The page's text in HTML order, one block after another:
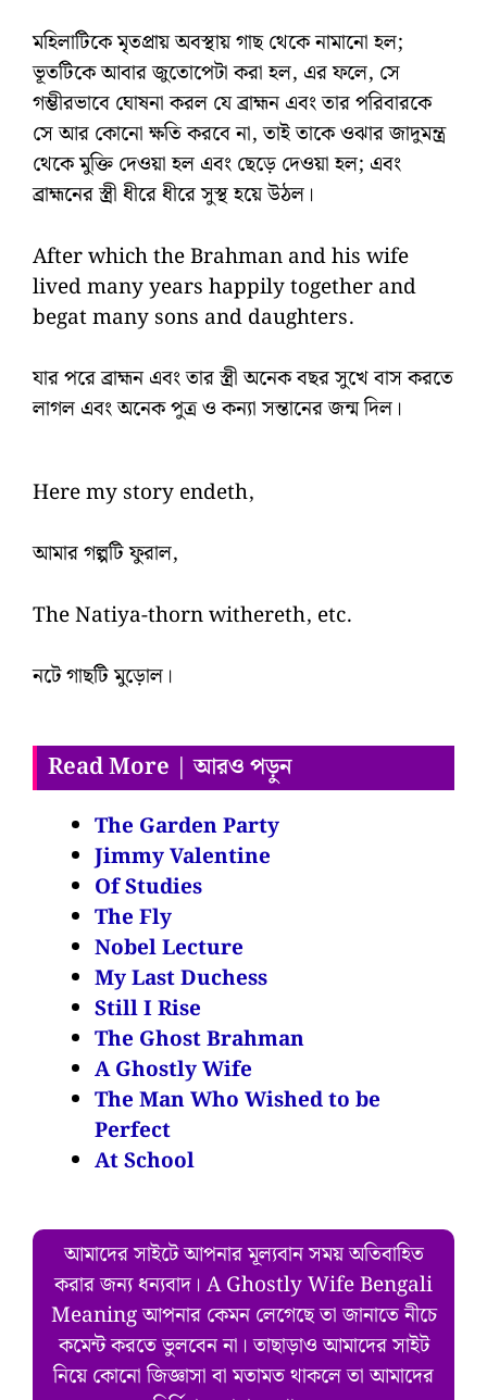
মহিলাটিকে মৃতপ্রায় অবস্থায় গাছ থেকে নামানো হল;
ভূতটিকে আবার জুতোপেটা করা হল, এর ফলে, সে
গম্ভীরভাবে ঘোষনা করল যে ব্রাহ্মন এবং তার পরিবারকে
সে আর কোনো ক্ষতি করবে না, তাই তাকে ওঝার জাদুমন্ত্র
থেকে মুক্তি দেওয়া হল এবং ছেড়ে দেওয়া হল; এবং
ব্রাহ্মনের স্ত্রী ধীরে ধীরে সুস্থ হয়ে উঠল।
After which the Brahman and his wife
lived many years happily together and
begat many sons and daughters.
যার পরে ব্রাহ্মন এবং তার স্ত্রী অনেক বছর সুখে বাস করতে
লাগল এবং অনেক পুত্র ও কন্যা সন্তানের জন্ম দিল।
Here my story endeth,
আমার গল্পটি ফুরাল,
The Natiya-thorn withereth, etc.
নটে গাছটি মুড়োল।
Read More | আরও পড়ুন
The Garden Party
Jimmy Valentine
Of Studies
The Fly
Nobel Lecture
My Last Duchess
Still I Rise
The Ghost Brahman
A Ghostly Wife
The Man Who Wished to be
Perfect
At School
আমাদের সাইটে আপনার মূল্যবান সময় অতিবাহিত
করার জন্য ধন্যবাদ। A Ghostly Wife Bengali
Meaning আপনার কেমন লেগেছে তা জানাতে নীচে
কমেন্ট করতে ভুলবেন না। তাছাড়াও আমাদের সাইট
নিয়ে কোনো জিজ্ঞাসা বা মতামত থাকলে তা আমাদের